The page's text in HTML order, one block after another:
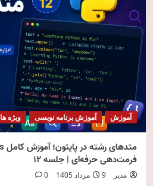
آموزش آموزش برنامه نویسی ویژه ها
فرمت‌دهی حرفه‌ای | جلسه ۱۲
مدیر 9 مرداد 1405 0